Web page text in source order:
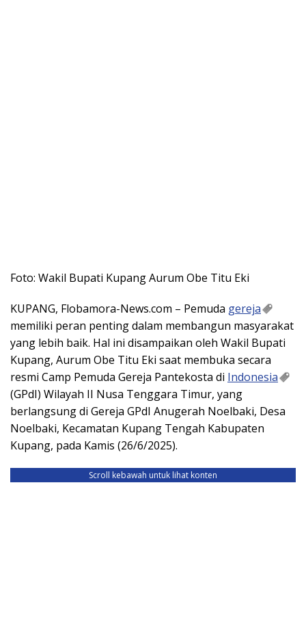
Foto: Wakil Bupati Kupang Aurum Obe Titu Eki
KUPANG, Flobamora-News.com – Pemuda gereja
memiliki peran penting dalam membangun masyarakat
yang lebih baik. Hal ini disampaikan oleh Wakil Bupati
Kupang, Aurum Obe Titu Eki saat membuka secara
resmi Camp Pemuda Gereja Pantekosta di Indonesia
(GPdI) Wilayah II Nusa Tenggara Timur, yang
berlangsung di Gereja GPdI Anugerah Noelbaki, Desa
Noelbaki, Kecamatan Kupang Tengah Kabupaten
Kupang, pada Kamis (26/6/2025).
Scroll kebawah untuk lihat konten